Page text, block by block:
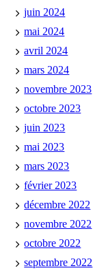
juin 2024
mai 2024
avril 2024
mars 2024
novembre 2023
octobre 2023
juin 2023
mai 2023
mars 2023
février 2023
décembre 2022
novembre 2022
octobre 2022
septembre 2022